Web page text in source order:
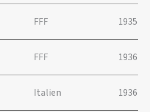
FFF 1935
FFF 1936
Italien 1936